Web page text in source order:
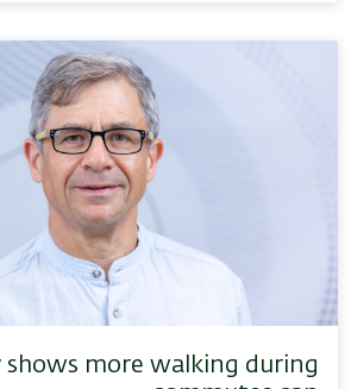
shows more walking during